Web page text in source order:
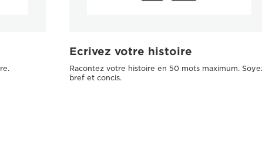
Ecrivez votre histoire
Racontez votre histoire en 50 mots maximum.
bref et concis.